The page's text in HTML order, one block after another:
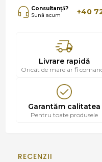
Consultanță?
Sună acum
+40
Livrare rapidă
Oricât de mare ar fi
Garantăm calitatea
Pentru toate produsele
RECENZII